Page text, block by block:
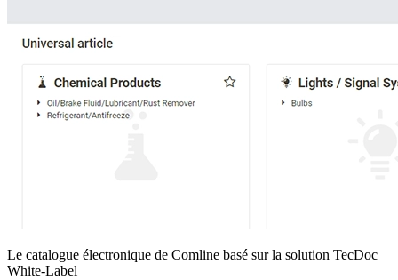
Le catalogue électronique de Comline basé sur la solution TecDoc
White-Label